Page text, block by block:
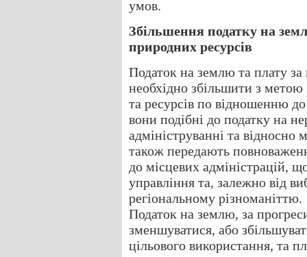
умов.
Збільшення податку на
природних ресурсів
Податок на землю та плату
необхідно збільшити з метою
та ресурсів по відношенню
вони подібні до податку на
адмініструванні та
також передають
до місцевих адміністрацій,
управління та, залежно від
регіональному різноманіттю.
Податок на землю, за
зменшуватися, або
цільового використання, та